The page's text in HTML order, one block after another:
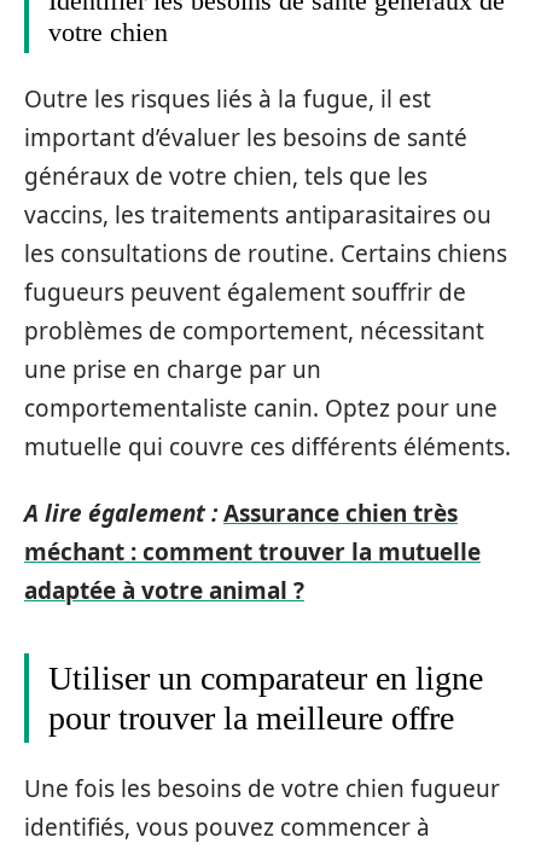
votre chien
Outre les risques liés à la fugue, il est
important d’évaluer les besoins de santé
généraux de votre chien, tels que les
vaccins, les traitements antiparasitaires ou
les consultations de routine. Certains chiens
fugueurs peuvent également souffrir de
problèmes de comportement, nécessitant
une prise en charge par un
comportementaliste canin. Optez pour une
mutuelle qui couvre ces différents éléments.
A lire également :Assurance chien très
méchant : comment trouver la mutuelle
adaptée à votre animal ?
Utiliser un comparateur en ligne
pour trouver la meilleure offre
Une fois les besoins de votre chien fugueur
identifiés, vous pouvez commencer à